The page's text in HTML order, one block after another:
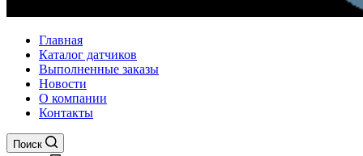
Главная
Каталог датчиков
Выполненные заказы
Новости
О компании
Контакты
Поиск